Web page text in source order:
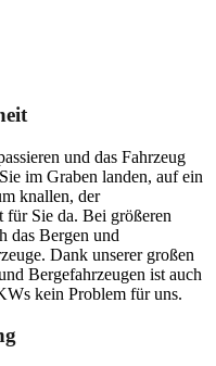
und das Fahrzeug
im Graben landen, auf ein
knallen, der
für Sie da. Bei größeren
das Bergen und
Dank unserer großen
Bergefahrzeugen ist auch
kein Problem für uns.